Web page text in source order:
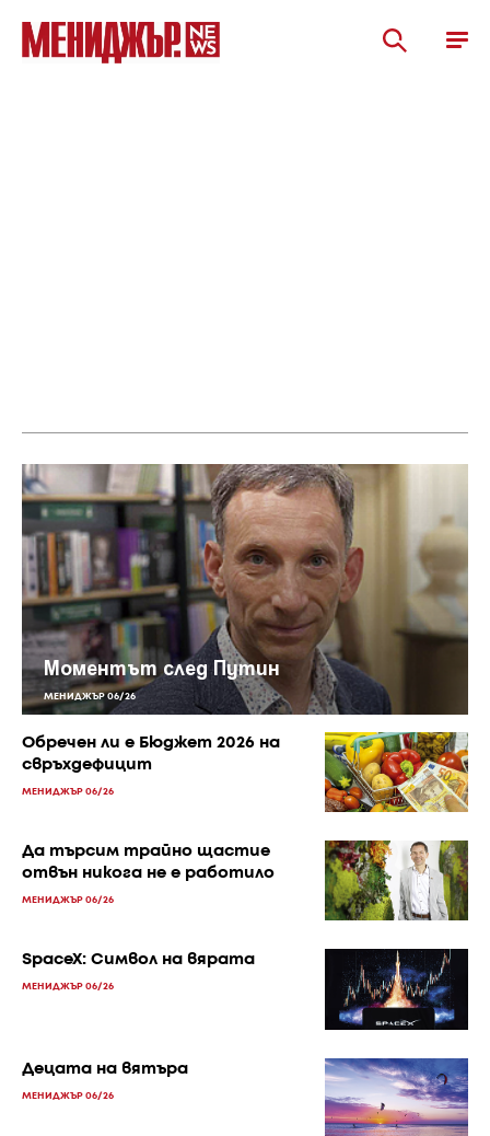
Моментът след Путин
МЕНИДЖЪР 06/26
Обречен ли е Бюджет 2026 на
свръхдефицит
МЕНИДЖЪР 06/26
Да търсим трайно щастие
отвън никога не е работило
МЕНИДЖЪР 06/26
SpaceX: Символ на вярата
МЕНИДЖЪР 06/26
Децата на вятъра
МЕНИДЖЪР 06/26